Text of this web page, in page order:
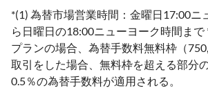
*(1) 為替市場営業時間：金曜日17:00ニ
ら日曜日の18:00ニューヨーク時間まで
プランの場合、為替⼿数料無料枠（
取引をした場合、無料枠を超える部分
0.5％の為替手数料が適用される。